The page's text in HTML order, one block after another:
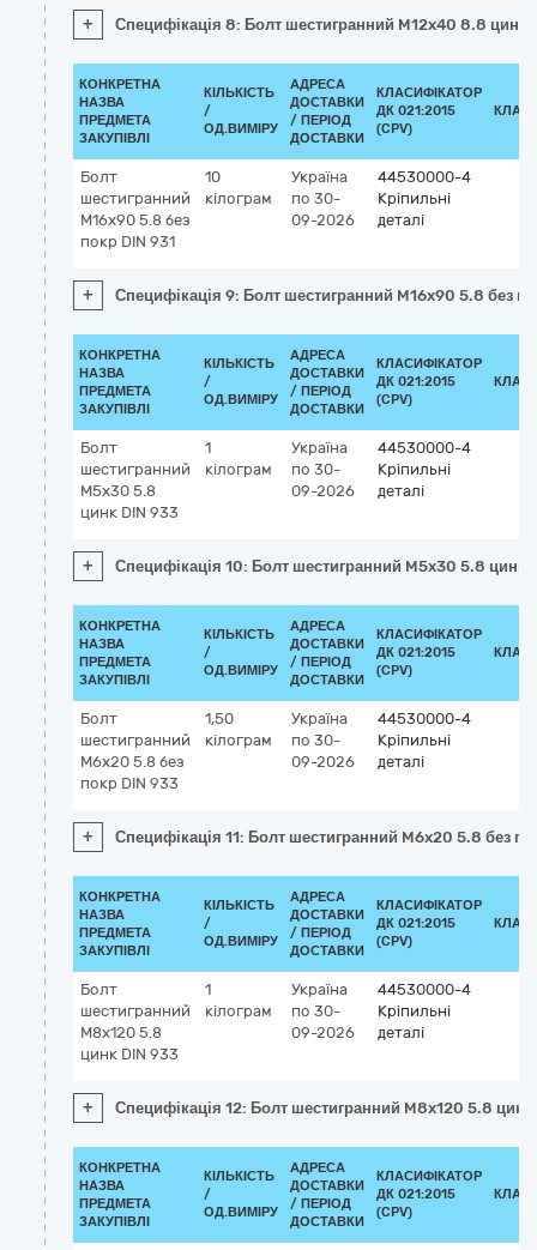
+ Специфікація 8: Болт шестигранний M12x40 8.8 цинк
КОНКРЕТНА
НАЗВА
ПРЕДМЕТА
ЗАКУПІВЛІ
КІЛЬКІСТЬ
/
ОД.ВИМІРУ
АДРЕСА
ДОСТАВКИ
/ ПЕРІОД
ДОСТАВКИ
КЛАСИФІКАТОР
ДК 021:2015
(CPV)
Болт
шестигранний
M16x90 5.8 без
покр DIN 931
10
кілограм
Україна
по 30-
09-2026
44530000-4
Кріпильні
деталі
+ Специфікація 9: Болт шестигранний M16x90 5.8 без
КОНКРЕТНА
НАЗВА
ПРЕДМЕТА
ЗАКУПІВЛІ
КІЛЬКІСТЬ
/
ОД.ВИМІРУ
АДРЕСА
ДОСТАВКИ
/ ПЕРІОД
ДОСТАВКИ
КЛАСИФІКАТОР
ДК 021:2015
(CPV)
Болт
шестигранний
M5x30 5.8
цинк DIN 933
1
кілограм
Україна
по 30-
09-2026
44530000-4
Кріпильні
деталі
+ Специфікація 10: Болт шестигранний M5x30 5.8 цинк
КОНКРЕТНА
НАЗВА
ПРЕДМЕТА
ЗАКУПІВЛІ
КІЛЬКІСТЬ
/
ОД.ВИМІРУ
АДРЕСА
ДОСТАВКИ
/ ПЕРІОД
ДОСТАВКИ
КЛАСИФІКАТОР
ДК 021:2015
(CPV)
Болт
шестигранний
M6x20 5.8 без
покр DIN 933
1,50
кілограм
Україна
по 30-
09-2026
44530000-4
Кріпильні
деталі
+ Специфікація 11: Болт шестигранний M6x20 5.8 без
КОНКРЕТНА
НАЗВА
ПРЕДМЕТА
ЗАКУПІВЛІ
КІЛЬКІСТЬ
/
ОД.ВИМІРУ
АДРЕСА
ДОСТАВКИ
/ ПЕРІОД
ДОСТАВКИ
КЛАСИФІКАТОР
ДК 021:2015
(CPV)
Болт
шестигранний
M8x120 5.8
цинк DIN 933
1
кілограм
Україна
по 30-
09-2026
44530000-4
Кріпильні
деталі
+ Специфікація 12: Болт шестигранний M8x120 5.8 цинк
КОНКРЕТНА
НАЗВА
ПРЕДМЕТА
ЗАКУПІВЛІ
КІЛЬКІСТЬ
/
ОД.ВИМІРУ
АДРЕСА
ДОСТАВКИ
/ ПЕРІОД
ДОСТАВКИ
КЛАСИФІКАТОР
ДК 021:2015
(CPV)